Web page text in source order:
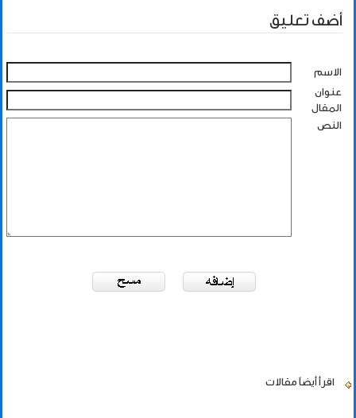
أضف تعليق
الاسم
عنوان
المقال
النص
اقرأ أيضاً مقالات